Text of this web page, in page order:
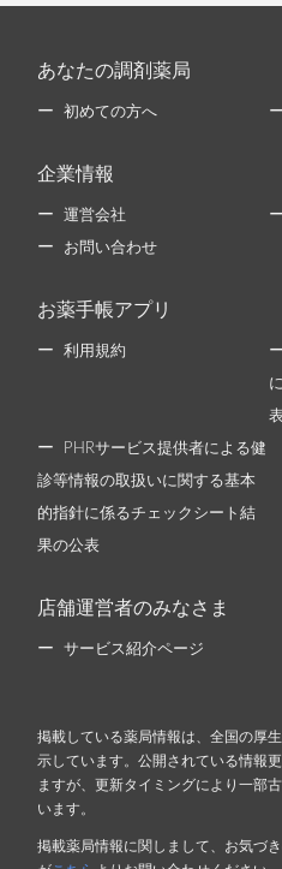
あなたの調剤薬局
初めての方へ
企業情報
運営会社
お問い合わせ
お薬手帳アプリ
利用規約
PHRサービス提供者による健
診等情報の取扱いに関する基本
的指針に係るチェックシート結
果の公表
店舗運営者のみなさま
サービス紹介ページ
掲載している薬局情報は、全国の厚
示しています。公開されている情報
ますが、更新タイミングにより一部
います。
掲載薬局情報に関しまして、お気づ